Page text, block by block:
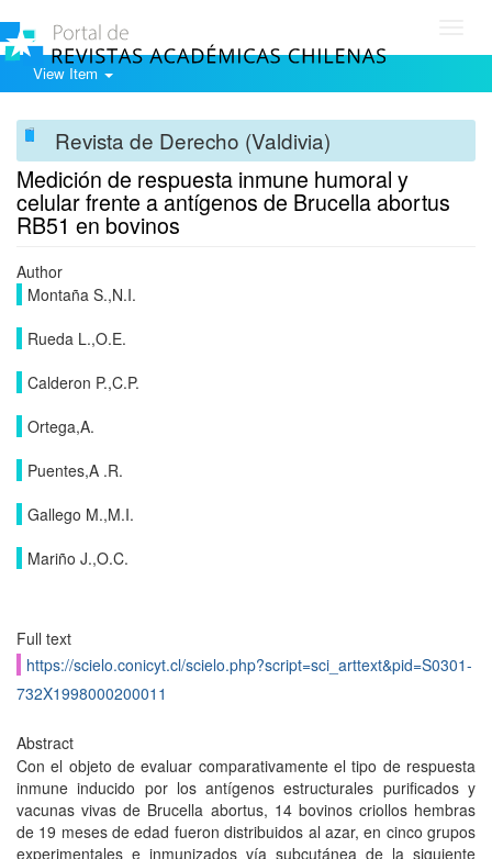
View Item
Revista de Derecho (Valdivia)
Medición de respuesta inmune humoral y
celular frente a antígenos de Brucella abortus
RB51 en bovinos
Author
Montaña S.,N.I.
Rueda L.,O.E.
Calderon P.,C.P.
Ortega,A.
Puentes,A .R.
Gallego M.,M.I.
Mariño J.,O.C.
Full text
https://scielo.conicyt.cl/scielo.php?script=sci_arttext&pid=S0301-
732X1998000200011
Abstract
Con el objeto de evaluar comparativamente el tipo de respuesta
inmune inducido por los antígenos estructurales purificados y
vacunas vivas de Brucella abortus, 14 bovinos criollos hembras
de 19 meses de edad fueron distribuidos al azar, en cinco grupos
experimentales e inmunizados vía subcutánea de la siguiente